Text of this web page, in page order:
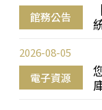
館務公告
電子資源
2026-08-05